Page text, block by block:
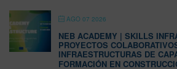
AGO 07 2026
NEB ACADEMY | SKILLS
PROYECTOS
INFRAESTRUCTURAS DE
FORMACIÓN EN